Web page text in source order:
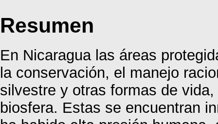
Resumen
En Nicaragua las áreas
la conservación, el manejo
silvestre y otras formas de
biosfera. Estas se encuentran